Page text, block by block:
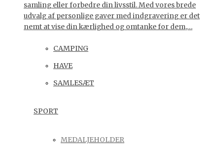
samling eller forbedre din livsstil. Med vores brede
udvalg af personlige gaver med indgravering er det
nemt at vise din kærlighed og omtanke for dem,…
CAMPING
HAVE
SAMLESÆT
SPORT
MEDALJEHOLDER